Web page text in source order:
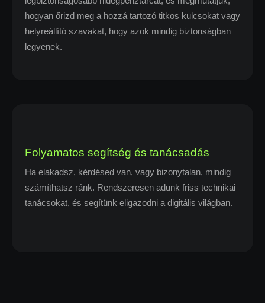
hogyan őrizd meg a hozzá tartozó titkos kulcsokat vagy
helyreállító szavakat, hogy azok mindig biztonságban
legyenek.
Folyamatos segítség és tanácsadás
Ha elakadsz, kérdésed van, vagy bizonytalan, mindig
számíthatsz ránk. Rendszeresen adunk friss technikai
tanácsokat, és segítünk eligazodni a digitális világban.